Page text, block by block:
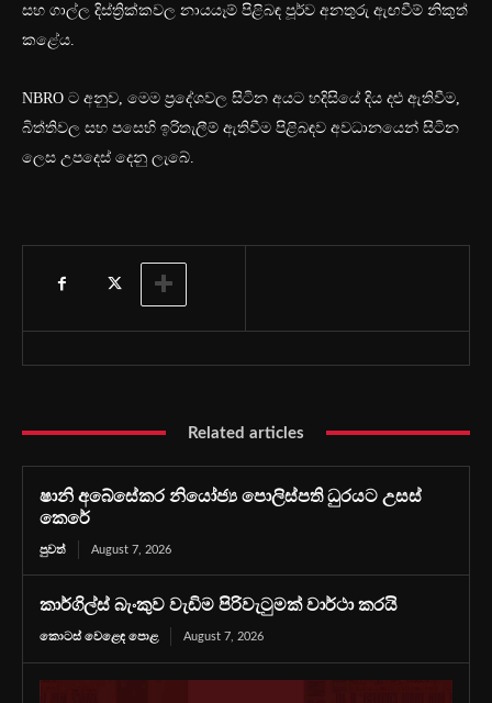
සහ ගාල්ල දිස්ත්‍රික්කවල නායයෑම් පිළිබඳ පූර්ව අනතුරු ඇඟවීම් නිකුත්
කළේය.
NBRO ට අනුව, මෙම ප්‍රදේශවල සිටින අයට හදිසියේ දිය දළු ඇතිවීම,
බිත්තිවල සහ පසෙහි ඉරිතැලීම් ඇතිවීම පිළිබඳව අවධානයෙන් සිටින
ලෙස උපදෙස් දෙනු ලැබේ.
Related articles
ෂානි අබේසේකර නියෝජ්‍ය පොලිස්පති ධුරයට උසස්
කෙරේ
පුවත් August 7, 2026
කාර්ගිල්ස් බැංකුව වැඩිම පිරිවැටුමක් වාර්ථා කරයි
කොටස් වෙළෙඳ පොළ August 7, 2026